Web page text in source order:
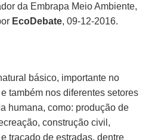
da Embrapa Meio Ambiente,
EcoDebate, 09-12-2016.
básico, importante no
e também nos diferentes setores
humana, como: produção de
construção civil,
traçado de estradas, dentre